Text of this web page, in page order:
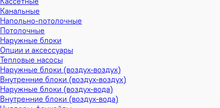
Канальные
Напольно-потолочные
Потолочные
Наружные блоки
Опции и аксессуары
Тепловые насосы
Наружные блоки (воздух-воздух)
Внутренние блоки (воздух-воздух)
Наружные блоки (воздух-вода)
Внутренние блоки (воздух-вода)